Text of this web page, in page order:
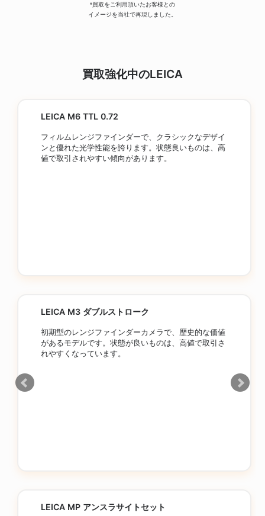
*買取をご利用頂いたお客様との
イメージを当社で再現しました。
買取強化中のLEICA
LEICA M6 TTL 0.72
フィルムレンジファインダーで、クラシックなデザイ
ンと優れた光学性能を誇ります。状態良いものは、高
値で取引されやすい傾向があります。
LEICA M3 ダブルストローク
初期型のレンジファインダーカメラで、歴史的な価値
があるモデルです。状態が良いものは、高値で取引さ
れやすくなっています。
LEICA MP アンスラサイトセット